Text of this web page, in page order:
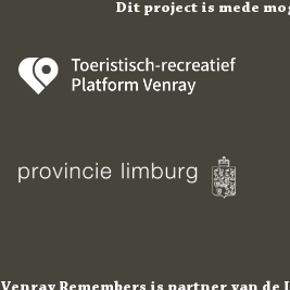
Dit project is mede